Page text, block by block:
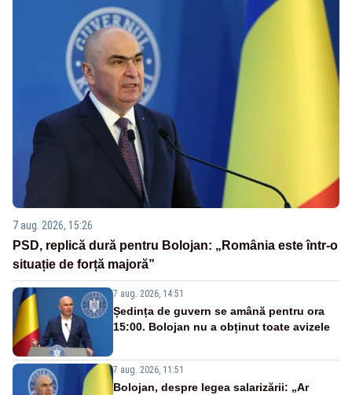
7 aug. 2026, 15:26
PSD, replică dură pentru Bolojan: „România este într-o
situație de forță majoră”
7 aug. 2026, 14:51
Ședința de guvern se amână pentru ora
15:00. Bolojan nu a obținut toate avizele
7 aug. 2026, 11:51
Bolojan, despre legea salarizării: „Ar